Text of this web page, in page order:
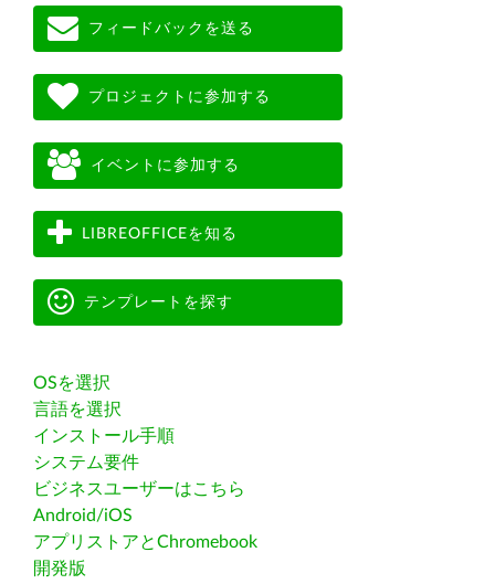
フィードバックを送る
プロジェクトに参加する
イベントに参加する
LIBREOFFICEを知る
テンプレートを探す
OSを選択
言語を選択
インストール手順
システム要件
ビジネスユーザーはこちら
Android/iOS
アプリストアとChromebook
開発版